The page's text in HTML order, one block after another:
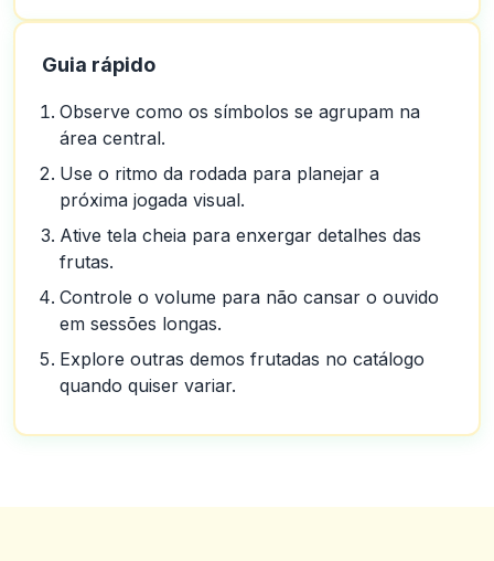
Guia rápido
Observe como os símbolos se agrupam na
área central.
Use o ritmo da rodada para planejar a
próxima jogada visual.
Ative tela cheia para enxergar detalhes das
frutas.
Controle o volume para não cansar o ouvido
em sessões longas.
Explore outras demos frutadas no catálogo
quando quiser variar.